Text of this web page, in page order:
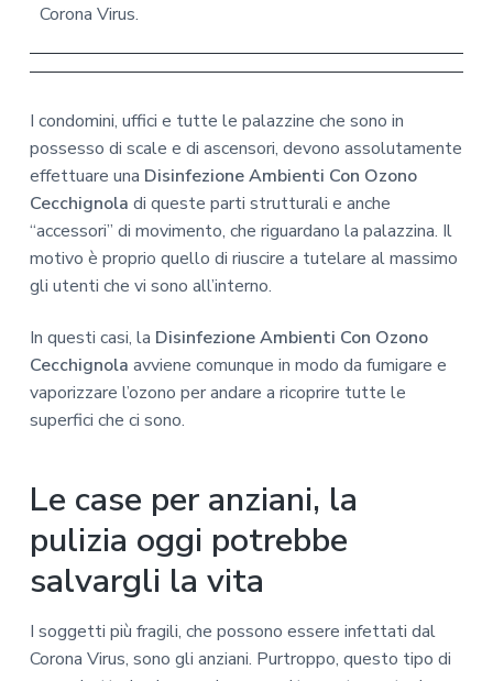
Corona Virus.
I condomini, uffici e tutte le palazzine che sono in
possesso di scale e di ascensori, devono assolutamente
effettuare una Disinfezione Ambienti Con Ozono
Cecchignola di queste parti strutturali e anche
“accessori” di movimento, che riguardano la palazzina. Il
motivo è proprio quello di riuscire a tutelare al massimo
gli utenti che vi sono all’interno.
In questi casi, la Disinfezione Ambienti Con Ozono
Cecchignola avviene comunque in modo da fumigare e
vaporizzare l’ozono per andare a ricoprire tutte le
superfici che ci sono.
Le case per anziani, la
pulizia oggi potrebbe
salvargli la vita
I soggetti più fragili, che possono essere infettati dal
Corona Virus, sono gli anziani. Purtroppo, questo tipo di